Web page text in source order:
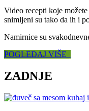
Video recepti koje
snimljeni su tako da ih i
Namirnice su
POGLEDAJ VIŠE
ZADNJE